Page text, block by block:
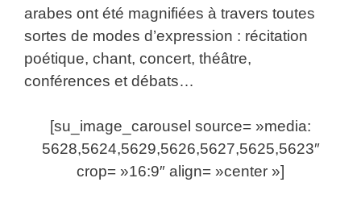
arabes ont été magnifiées à travers toutes
sortes de modes d’expression : récitation
poétique, chant, concert, théâtre,
conférences et débats…
[su_image_carousel source= »media:
5628,5624,5629,5626,5627,5625,5623″
crop= »16:9″ align= »center »]